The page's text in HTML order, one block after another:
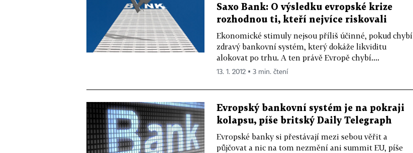
Saxo Bank: O výsledku evropské krize
rozhodnou ti, kteří nejvíce riskovali
Ekonomické stimuly nejsou příliš účinné, pokud chybí
zdravý bankovní systém, který dokáže likviditu
alokovat po trhu. A ten právě Evropě chybí....
13. 1. 2012 ▪ 3 min. čtení
Evropský bankovní systém je na pokraji
kolapsu, píše britský Daily Telegraph
Evropské banky si přestávají mezi sebou věřit a
půjčovat a nic na tom nezmění ani summit EU, píše